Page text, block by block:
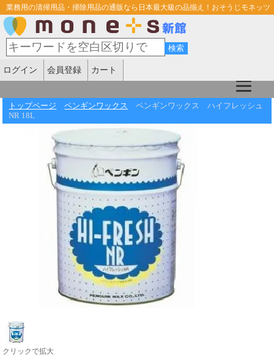
業務用の清掃用品・掃除用品の通販なら日本最大級の品揃え！おそうじモネッツ
ログイン 会員登録 カート
トップページ ペンギンワックス
ペンギンワックス ハイフレッシュ
NR 18L
クリックで拡大